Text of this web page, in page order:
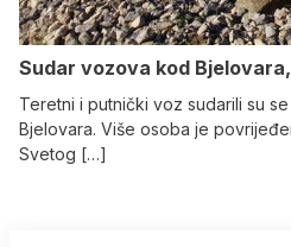
Sudar vozova kod
Teretni i putnički voz sudarili su
Bjelovara. Više osoba je
Svetog […]